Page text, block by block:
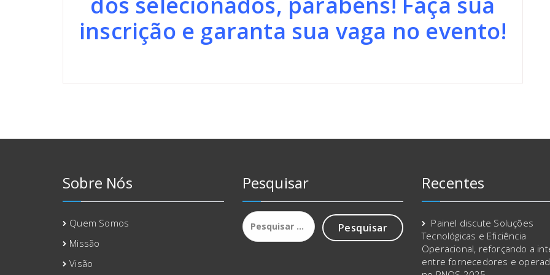
inscrição e garanta sua vaga no evento!
Sobre Nós
Quem Somos
Missão
Visão
Pesquisar
Pesquisar
por:
Recentes
Painel discute Soluções
Tecnológicas e Eficiência
Operacional, reforçando a
entre fornecedores e